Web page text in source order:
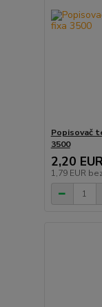
Popisovač
3500
2,20
1,79 EUR